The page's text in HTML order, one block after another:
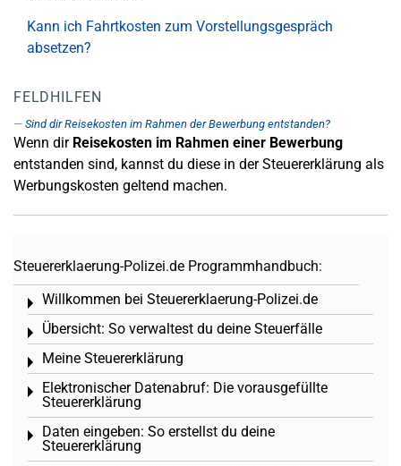
Kann ich Fahrtkosten zum Vorstellungsgespräch
absetzen?
FELDHILFEN
Sind dir Reisekosten im Rahmen der Bewerbung entstanden?
Wenn dir Reisekosten im Rahmen einer Bewerbung
entstanden sind, kannst du diese in der Steuererklärung als
Werbungskosten geltend machen.
Steuererklaerung-Polizei.de Programmhandbuch:
Willkommen bei Steuererklaerung-Polizei.de
Toggle menu
Übersicht: So verwaltest du deine Steuerfälle
Toggle menu
Meine Steuererklärung
Toggle menu
Elektronischer Datenabruf: Die vorausgefüllte
Steuererklärung
Toggle menu
Daten eingeben: So erstellst du deine
Steuererklärung
Toggle menu